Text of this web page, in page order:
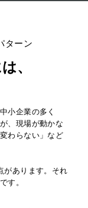
ターン
、
小企業の多く
、現場が動かな
わらない」など
があります。それ
す。